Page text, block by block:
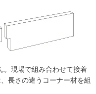
。現場で組み合わせて接着
長さの違うコーナー材を組